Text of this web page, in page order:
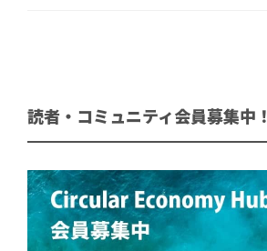
読者・コミュニティ会員募集中！